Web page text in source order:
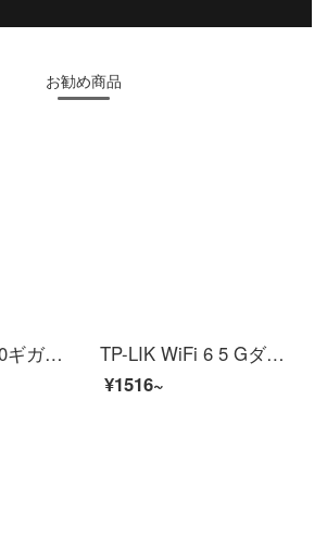
お勧め商品
TP-LINK AX 3200ギガ無線ルータWiFi 6 G 2周波数高速ネットワークMeshルートゲームインテリジェント家庭用壁を通り抜けるXDR 3230バージョン
TP-LIK WiFi 6 5 Gダブル周波数千兆ワイヤレス家庭用高速ネットワーク易展Mesh分散型ルータゲームルートXDR 1850易展版
¥1516~